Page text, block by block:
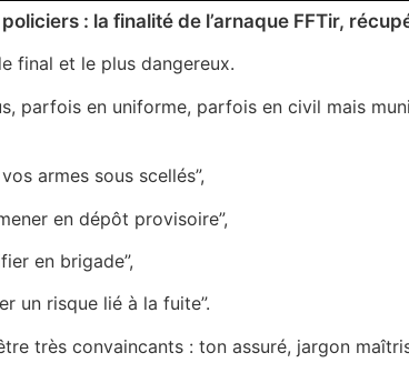
: la finalité de l’arnaque FFTir,
final et le plus dangereux.
parfois en uniforme, parfois en civil mais
armes sous scellés”,
en dépôt provisoire”,
en brigade”,
un risque lié à la fuite”.
très convaincants : ton assuré, jargon